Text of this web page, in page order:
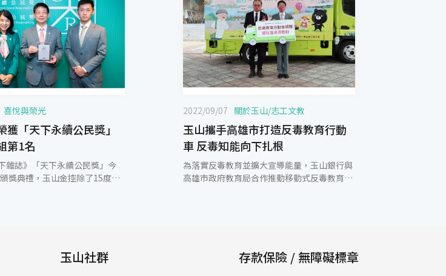
喜悅與榮光
獲「天下永續公民獎」
第1名
雜誌》「天下永續公民獎」今
頒獎典禮，玉山金控除了15度獲
同步，綜合四大構面「公司治
承諾」、「社會參與」、「環境
2022/09/07 關於玉山/志工文教
玉山攜手高雄市打造反毒教育行動
車 反毒知能向下扎根
為落實反毒教育並擴大宣導能量，玉山銀行與
高雄市政府教育局合作推動移動式反毒教育計
蹈，並展現青春與活力。 高雄市副市長史哲表
示，為了讓毒品遠離校園，並將反毒理念推廣
玉山社群 存款保險 / 無障礙標章